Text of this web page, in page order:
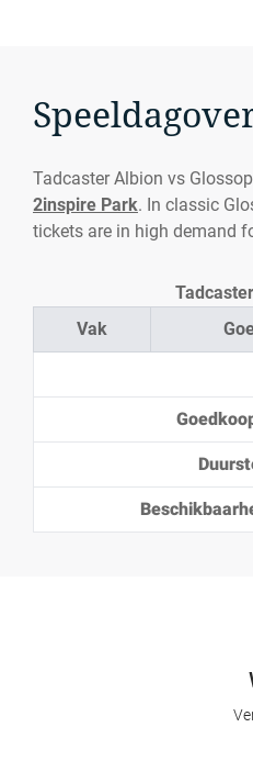
Tadcaster Albion vs
2inspire Park. In classic
tickets are in high demand
Vak